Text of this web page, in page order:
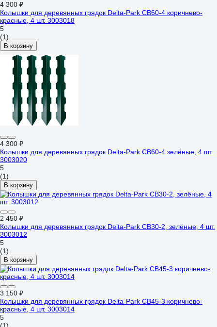
4 300 ₽
Колышки для деревянных грядок Delta-Park CB60-4 коричнево-
красные, 4 шт. 3003018
5
(1)
В корзину
4 300 ₽
Колышки для деревянных грядок Delta-Park CB60-4 зелёные, 4 шт.
3003020
5
(1)
В корзину
2 450 ₽
Колышки для деревянных грядок Delta-Park CB30-2, зелёные, 4 шт.
3003012
5
(1)
В корзину
3 150 ₽
Колышки для деревянных грядок Delta-Park CB45-3 коричнево-
красные, 4 шт. 3003014
5